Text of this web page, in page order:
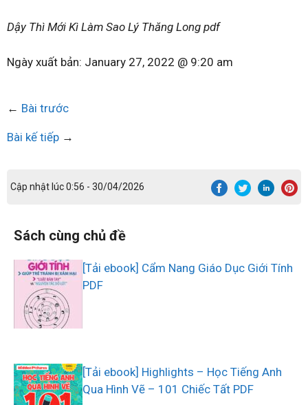
Dậy Thì Mới Kì Làm Sao Lý Thăng Long pdf
Ngày xuất bản: January 27, 2022 @ 9:20 am
← Bài trước
Bài kế tiếp →
Cập nhật lúc 0:56 - 30/04/2026
Sách cùng chủ đề
[Tải ebook] Cẩm Nang Giáo Dục Giới Tính
PDF
[Tải ebook] Highlights – Học Tiếng Anh
Qua Hình Vẽ – 101 Chiếc Tất PDF